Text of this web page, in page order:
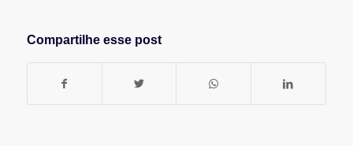
Compartilhe esse post